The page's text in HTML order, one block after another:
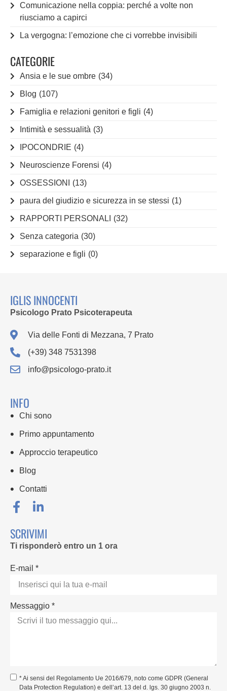
Comunicazione nella coppia: perché a volte non
riusciamo a capirci
La vergogna: l’emozione che ci vorrebbe invisibili
CATEGORIE
Ansia e le sue ombre (34)
Blog (107)
Famiglia e relazioni genitori e figli (4)
Intimità e sessualità (3)
IPOCONDRIE (4)
Neuroscienze Forensi (4)
OSSESSIONI (13)
paura del giudizio e sicurezza in se stessi (1)
RAPPORTI PERSONALI (32)
Senza categoria (30)
separazione e figli (0)
IGLIS INNOCENTI
Psicologo Prato Psicoterapeuta
Via delle Fonti di Mezzana, 7 Prato
(+39) 348 7531398
info@psicologo-prato.it
INFO
Chi sono
Primo appuntamento
Approccio terapeutico
Blog
Contatti
SCRIVIMI
Ti risponderò entro un 1 ora
E-mail *
Messaggio *
* Ai sensi del Regolamento Ue 2016/679, noto come GDPR (General
Data Protection Regulation) e dell’art. 13 del d. lgs. 30 giugno 2003 n.